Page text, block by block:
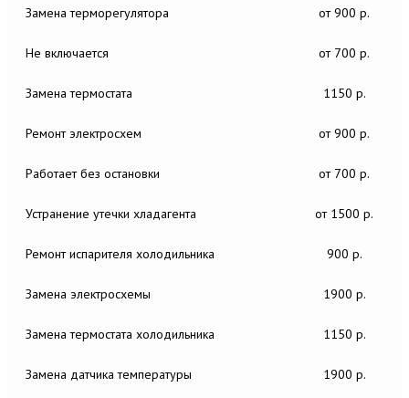
Замена терморегулятора от 900 р.
Не включается от 700 р.
Замена термостата 1150 р.
Ремонт электросхем от 900 р.
Работает без остановки от 700 р.
Устранение утечки хладагента от 1500 р.
Ремонт испарителя холодильника 900 р.
Замена электросхемы 1900 р.
Замена термостата холодильника 1150 р.
Замена датчика температуры 1900 р.